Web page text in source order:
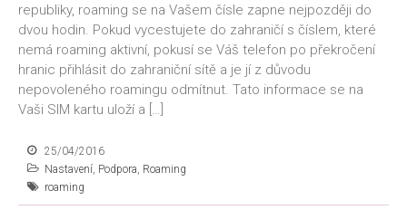
republiky, roaming se na Vašem čísle zapne nejpozději do
dvou hodin. Pokud vycestujete do zahraničí s číslem, které
nemá roaming aktivní, pokusí se Váš telefon po překročení
hranic přihlásit do zahraniční sítě a je jí z důvodu
nepovoleného roamingu odmítnut. Tato informace se na
Vaši SIM kartu uloží a […]
25/04/2016
Nastavení Podpora Roaming
roaming